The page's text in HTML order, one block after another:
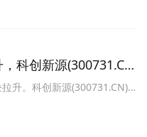
报17.73元，科创新源
科创新源(300731.CN)
升。科创新源(300731.CN)涨
股份(002126.CN)涨3.79%
报15.38元，瑞泰新材